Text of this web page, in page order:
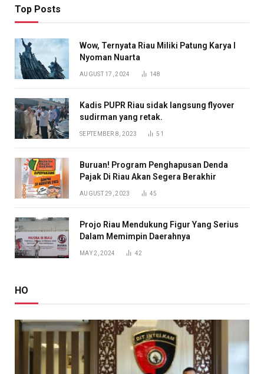
Top Posts
Wow, Ternyata Riau Miliki Patung Karya I
Nyoman Nuarta
AUGUST 17, 2024 148
Kadis PUPR Riau sidak langsung flyover
sudirman yang retak.
SEPTEMBER 8, 2023 51
Buruan! Program Penghapusan Denda
Pajak Di Riau Akan Segera Berakhir
AUGUST 29, 2023 45
Projo Riau Mendukung Figur Yang Serius
Dalam Memimpin Daerahnya
MAY 2, 2024 42
HO